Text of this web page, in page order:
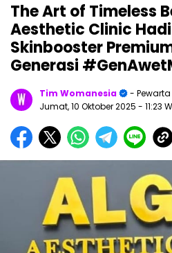
The Art of Timeless
Aesthetic Clinic
Skinbooster
Generasi
Tim Womanesia
- Pewarta
Jumat, 10 Oktober 2025 - 11:23